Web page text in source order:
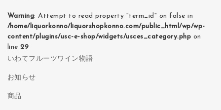
Warning: Attempt to read property "term_id" on false in
/home/liquorkonno/liquorshopkonno.com/public_html/wp/wp-
content/plugins/usc-e-shop/widgets/usces_category.php on
line29
いわてフルーツワイン物語
お知らせ
商品